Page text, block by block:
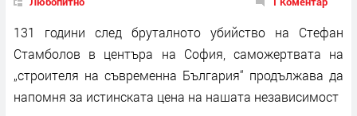
131 години след бруталното убийство на Стефан
Стамболов в центъра на София, саможертвата на
„строителя на съвременна България“ продължава да
напомня за истинската цена на нашата независимост